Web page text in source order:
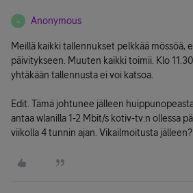
A Anonymous
Meillä kaikki tallennukset pelkkää mössöä,
päivitykseen. Muuten kaikki toimii. Klo
yhtäkään tallennusta ei voi katsoa.
Edit. Tämä johtunee jälleen
antaa wlanilla 1-2 Mbit/s kotiv-tv:n ollessa
viikolla 4 tunnin ajan. Vikailmoitusta jälleen?